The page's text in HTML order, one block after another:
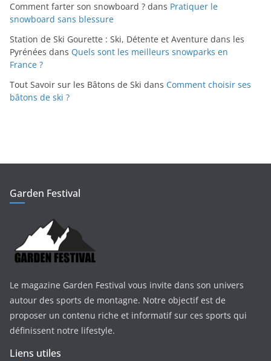
Comment farter son snowboard ? dans Pratiquer le
snowboard sans blessure
Station de Ski Gourette : Ski, Détente et Aventure dans les
Pyrénées dans Quels sont les meilleurs snowparks en
France ?
Tout Savoir sur les Bâtons de Ski dans Comment choisir ses
bâtons de ski ?
Garden Festival
Le magazine Garden Festival vous invite dans son univers
autour des sports de montagne. Notre objectif est de
proposer un contenu riche et informatif sur ces sports qui
définissent notre lifestyle.
Liens utiles